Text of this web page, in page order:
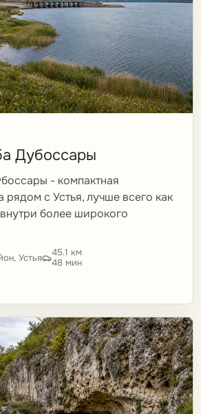
Дубоссары
- компактная
рядом с Устья, лучше всего как
более широкого
Устья
45.1 км
48 мин